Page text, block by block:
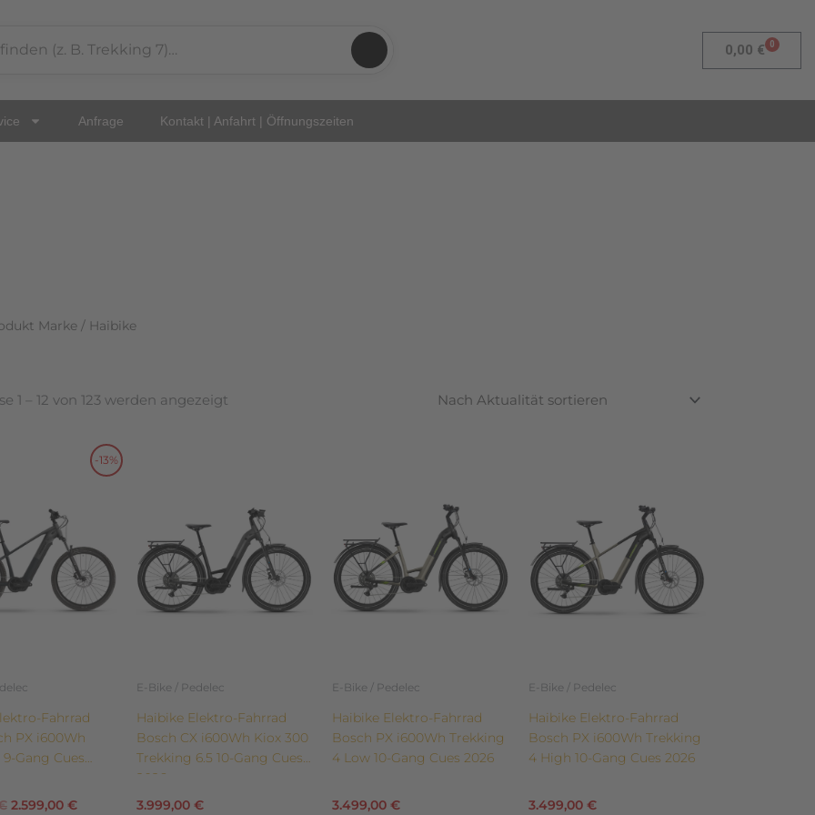
0,00 € 0
Anfrage Kontakt | Anfahrt | Öffnungszeiten
Marke / Haibike
1 – 12 von 123 werden angezeigt
-13%
Fahrrad
PX i600Wh
Gang Cues
Ursprünglicher
war:
2.999,00 €
2.599,00 €
Aktueller
ist:
2.599,00 €.
E-Bike / Pedelec
Haibike Elektro-Fahrrad
Bosch CX i600Wh Kiox 300
Trekking 6.5 10-Gang Cues
2026
3.999,00 €
mehrere
Varianten
auf.
Die
Optionen
gewählt
werden
E-Bike / Pedelec
Haibike Elektro-Fahrrad
Bosch PX i600Wh Trekking
4 Low 10-Gang Cues 2026
3.499,00€
mehrere
Varianten
auf.
Die
Optionen
gewählt
werden
E-Bike / Pedelec
Haibike Elektro-Fahrrad
Bosch PX i600Wh Trekking
4 High 10-Gang Cues 2026
3.499,00€
mehrere
Varianten
auf.
Die
Optionen
gewählt
werden